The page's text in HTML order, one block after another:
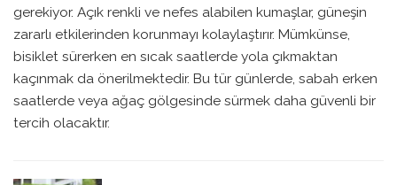
gerekiyor. Açık renkli ve nefes alabilen kumaşlar, güneşin
zararlı etkilerinden korunmayı kolaylaştırır. Mümkünse,
bisiklet sürerken en sıcak saatlerde yola çıkmaktan
kaçınmak da önerilmektedir. Bu tür günlerde, sabah erken
saatlerde veya ağaç gölgesinde sürmek daha güvenli bir
tercih olacaktır.